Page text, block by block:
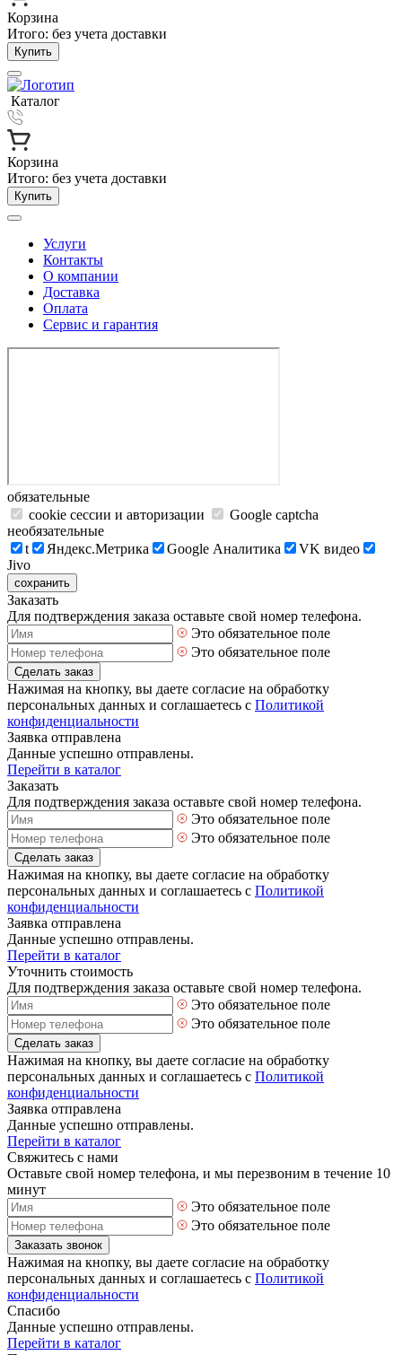
Корзина
Итого: без учета доставки
Купить
Каталог
Корзина
Итого: без учета доставки
Купить
Услуги
Контакты
О компании
Доставка
Оплата
Сервис и гарантия
обязательные
cookie сессии и авторизации
Google captcha
необязательные
t
Яндекс.Метрика Google Аналитика
VK видео
Jivo
сохранить
Заказать
Для подтверждения заказа оставьте свой номер телефона.
Это обязательное поле
Это обязательное поле
Сделать заказ
Нажимая на кнопку, вы даете согласие на обработку
персональных данных и соглашаетесь с Политикой
конфиденциальности
Заявка отправлена
Данные успешно отправлены.
Перейти в каталог
Заказать
Для подтверждения заказа оставьте свой номер телефона.
Это обязательное поле
Это обязательное поле
Сделать заказ
Нажимая на кнопку, вы даете согласие на обработку
персональных данных и соглашаетесь с Политикой
конфиденциальности
Заявка отправлена
Данные успешно отправлены.
Перейти в каталог
Уточнить стоимость
Для подтверждения заказа оставьте свой номер телефона.
Это обязательное поле
Это обязательное поле
Сделать заказ
Нажимая на кнопку, вы даете согласие на обработку
персональных данных и соглашаетесь с Политикой
конфиденциальности
Заявка отправлена
Данные успешно отправлены.
Перейти в каталог
Свяжитесь с нами
Оставьте свой номер телефона, и мы перезвоним в течение 10
минут
Это обязательное поле
Это обязательное поле
Заказать звонок
Нажимая на кнопку, вы даете согласие на обработку
персональных данных и соглашаетесь с Политикой
конфиденциальности
Спасибо
Данные успешно отправлены.
Перейти в каталог